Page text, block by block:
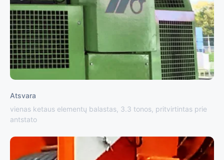
Atsvara
vienas ketaus elementų balastas, 3.3 tonos, pritvirtintas prie
antstato